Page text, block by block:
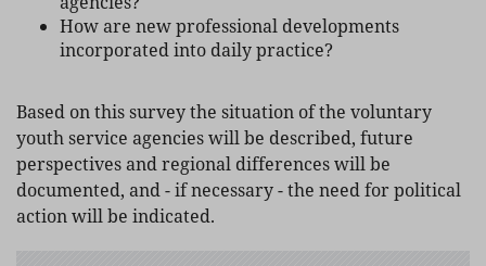
How are new professional developments
incorporated into daily practice?
Based on this survey the situation of the voluntary
youth service agencies will be described, future
perspectives and regional differences will be
documented, and - if necessary - the need for political
action will be indicated.